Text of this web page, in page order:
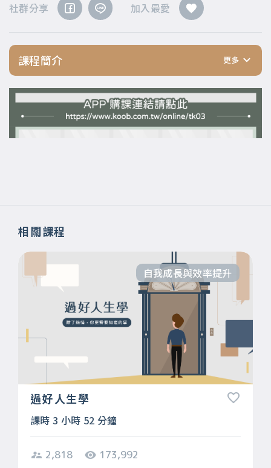
社群分享 加入最愛
課程簡介
相關課程
自我成長與效率提升
過好人生學
課時 3 小時 52 分鐘
2,818 173,992